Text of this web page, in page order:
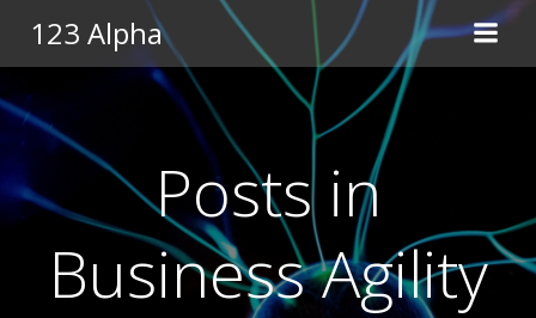
Pular
o
conteúdo
123 Alpha
Posts in
Business Agility